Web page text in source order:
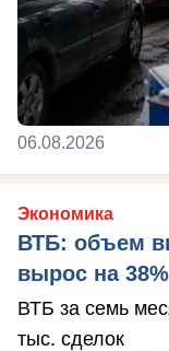
06.08.2026
Экономика
ВТБ: объем
вырос на 38%
ВТБ за семь
тыс. сделок